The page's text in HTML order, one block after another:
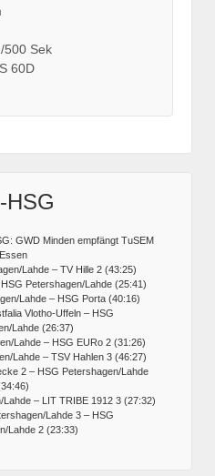
500 Sek
60D
HSG
GWD Minden empfängt TuSEM
Essen
Lahde – TV Hille 2 (43:25)
Petershagen/Lahde (25:41)
Lahde – HSG Porta (40:16)
Vlotho-Uffeln – HSG
Lahde (26:37)
Lahde – HSG EURo 2 (31:26)
Lahde – TSV Hahlen 3 (46:27)
2 – HSG Petershagen/Lahde
– LIT TRIBE 1912 3 (27:32)
Lahde 3 – HSG
Lahde 2 (23:33)